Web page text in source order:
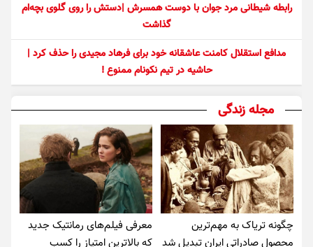
رابطه شیطانی مرد جوان با دوست همسرش |دستش را روی گلوی بچه‌ام
گذاشت
مدافع استقلال کامنت عاشقانه خود برای فرهاد مجیدی را حذف کرد |
حاشیه در تیم نکونام ممنوع !
مجله زندگی
چگونه تریاک به مهم‌ترین
محصول صادراتی ایران تبدیل شد
معرفی فیلم‌های رمانتیک جدید
که بالاترین امتیاز را کسب